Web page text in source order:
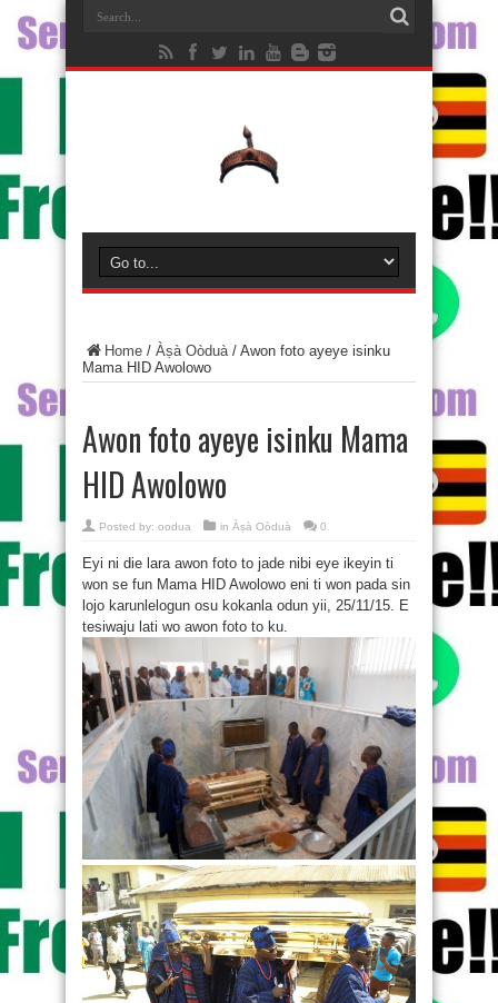
Home / Àṣà Oòduà/ Awon foto ayeye isinku
Mama HID Awolowo
Awon foto ayeye isinku Mama
HID Awolowo
Posted by: oodua in Àṣà Oòduà 0
Eyi ni die lara awon foto to jade nibi eye ikeyin ti
won se fun Mama HID Awolowo eni ti won pada sin
lojo karunlelogun osu kokanla odun yii, 25/11/15. E
tesiwaju lati wo awon foto to ku.